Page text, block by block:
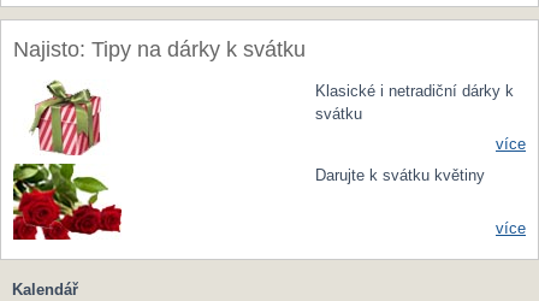
Najisto: Tipy na dárky k svátku
Klasické i netradiční dárky k
svátku
více
Darujte k svátku květiny
více
Kalendář